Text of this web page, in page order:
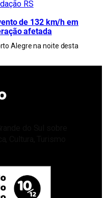
RS
de 132 km/h em
afetada
Alegre na noite desta